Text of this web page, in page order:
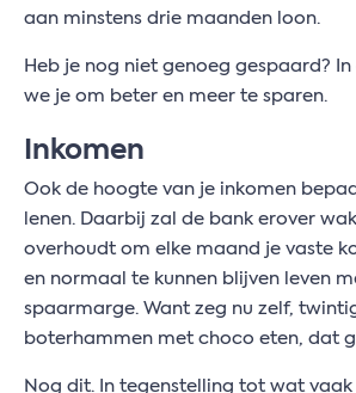
aan minstens drie maanden loon.
Heb je nog niet genoeg gespaard?
we je om beter en meer te sparen.
Inkomen
Ook de hoogte van je inkomen
lenen. Daarbij zal de bank erover
overhoudt om elke maand je vaste
en normaal te kunnen blijven leven
spaarmarge. Want zeg nu zelf,
boterhammen met choco eten, dat
Nog dit. In tegenstelling tot wat